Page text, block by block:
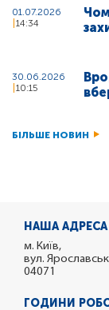
01.07.2026
14:34
30.06.2026
10:15
БІЛЬШЕ НОВИН
НАША АДРЕСА
м. Київ,
вул.
04071
ГОДИНИ